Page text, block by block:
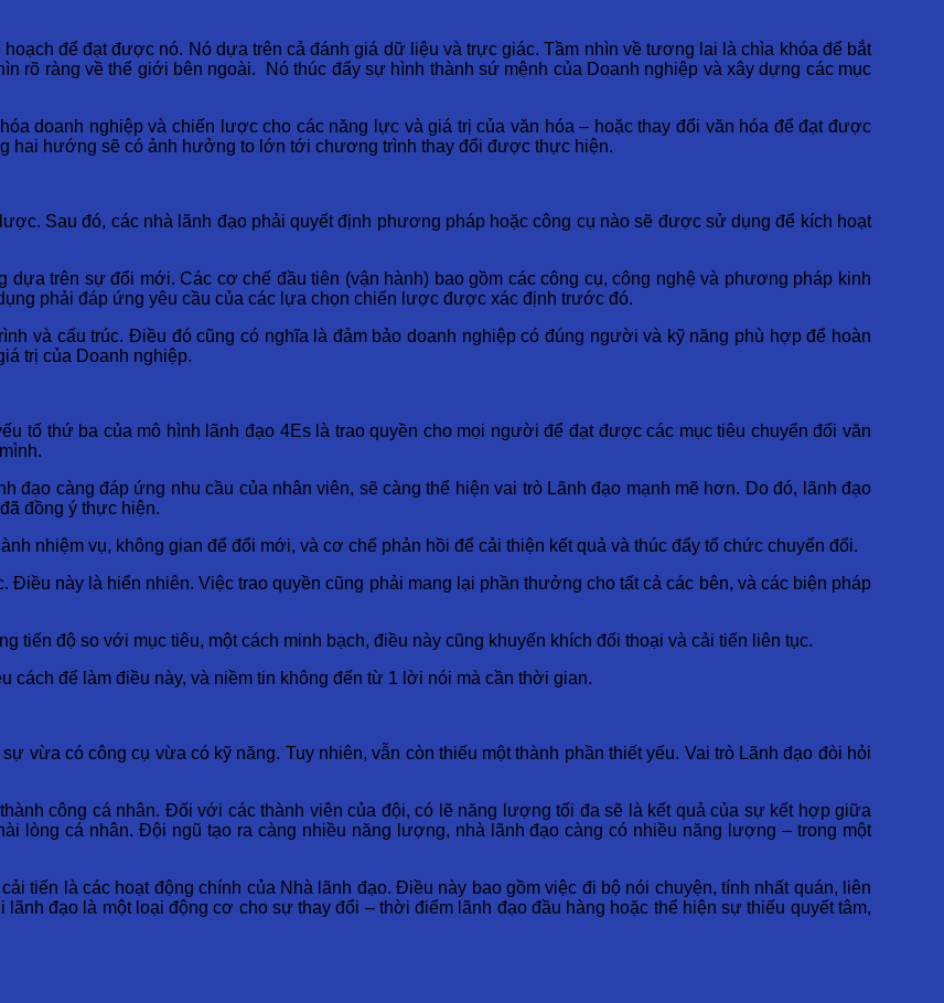
để đạt được nó. Nó dựa trên cả đánh giá dữ liệu và trực giác. Tầm nhìn về tương lai là chìa khóa để bắt
rõ ràng về thế giới bên ngoài. Nó thúc đẩy sự hình thành sứ mệnh của Doanh nghiệp và xây dựng các mục
doanh nghiệp và chiến lược cho các năng lực và giá trị của văn hóa – hoặc thay đổi văn hóa để đạt được
hai hướng sẽ có ảnh hưởng to lớn tới chương trình thay đổi được thực hiện.
Sau đó, các nhà lãnh đạo phải quyết định phương pháp hoặc công cụ nào sẽ được sử dụng để kích hoạt
trên sự đổi mới. Các cơ chế đầu tiên (vận hành) bao gồm các công cụ, công nghệ và phương pháp kinh
phải đáp ứng yêu cầu của các lựa chọn chiến lược được xác định trước đó.
và cấu trúc. Điều đó cũng có nghĩa là đảm bảo doanh nghiệp có đúng người và kỹ năng phù hợp để hoàn
trị của Doanh nghiệp.
tố thứ ba của mô hình lãnh đạo 4Es là trao quyền cho mọi người để đạt được các mục tiêu chuyển đổi văn
đạo càng đáp ứng nhu cầu của nhân viên, sẽ càng thể hiện vai trò Lãnh đạo mạnh mẽ hơn. Do đó, lãnh đạo
đồng ý thực hiện.
nhiệm vụ, không gian để đổi mới, và cơ chế phản hồi để cải thiện kết quả và thúc đẩy tổ chức chuyển đổi.
này là hiển nhiên. Việc trao quyền cũng phải mang lại phần thưởng cho tất cả các bên, và các biện pháp
tiến độ so với mục tiêu, một cách minh bạch, điều này cũng khuyến khích đối thoại và cải tiến liên tục.
cách để làm điều này, và niềm tin không đến từ 1 lời nói mà cần thời gian.
vừa có công cụ vừa có kỹ năng. Tuy nhiên, vẫn còn thiếu một thành phần thiết yếu. Vai trò Lãnh đạo đòi hỏi
công cá nhân. Đối với các thành viên của đội, có lẽ năng lượng tối đa sẽ là kết quả của sự kết hợp giữa
lòng cá nhân. Đội ngũ tạo ra càng nhiều năng lượng, nhà lãnh đạo càng có nhiều năng lượng – trong một
tiến là các hoạt động chính của Nhà lãnh đạo. Điều này bao gồm việc đi bộ nói chuyện, tính nhất quán, liên
đạo là một loại động cơ cho sự thay đổi – thời điểm lãnh đạo đầu hàng hoặc thể hiện sự thiếu quyết tâm,